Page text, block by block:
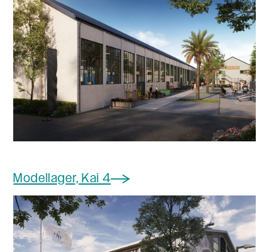
Modellager, Kai 4